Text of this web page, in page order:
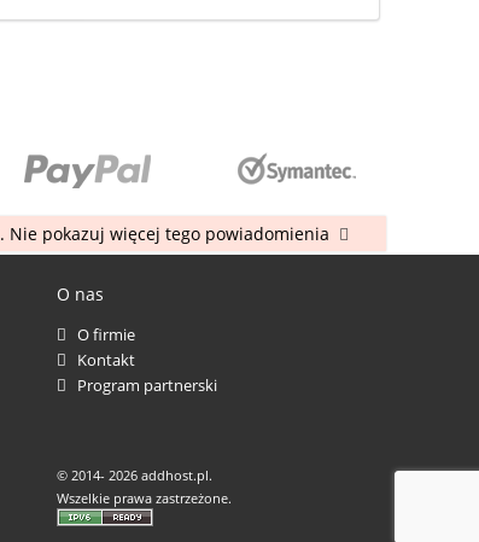
. Nie pokazuj więcej tego powiadomienia
O nas
O firmie
Kontakt
Program partnerski
© 2014-2026 addhost.pl.
Wszelkie prawa zastrzeżone.